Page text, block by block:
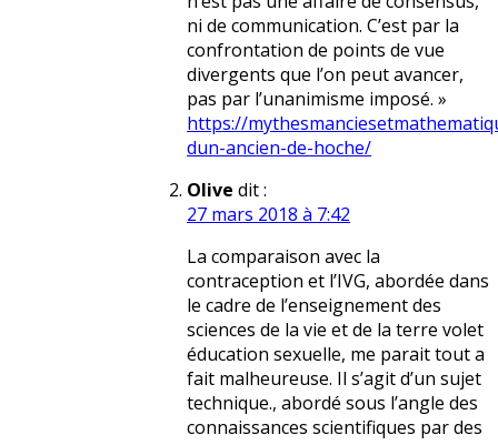
ni de communication. C’est par la
confrontation de points de vue
divergents que l’on peut avancer,
pas par l’unanimisme imposé. »
https://
dun-ancien-de-hoche/
Olive dit :
27 mars 2018 à 7:42
La comparaison avec la
contraception et l’IVG, abordée dans
le cadre de l’enseignement des
sciences de la vie et de la terre volet
éducation sexuelle, me parait tout a
fait malheureuse. Il s’agit d’un sujet
technique., abordé sous l’angle des
connaissances scientifiques par des